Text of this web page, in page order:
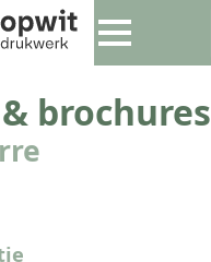
brochures